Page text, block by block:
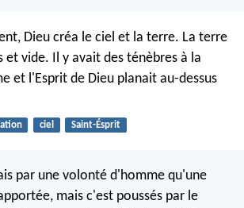
Dieu créa le ciel et la terre. La terre
et vide. Il y avait des ténèbres à la
et l'Esprit de Dieu planait au-dessus
ciel Saint-Ésprit
par une volonté d'homme qu'une
mais c'est poussés par le